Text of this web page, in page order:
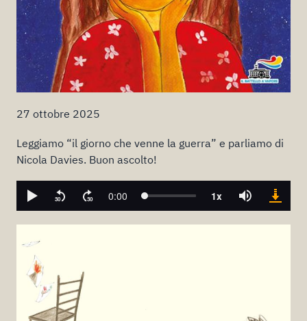
27 ottobre 2025
Leggiamo “il giorno che venne la guerra” e parliamo di
Nicola Davies. Buon ascolto!